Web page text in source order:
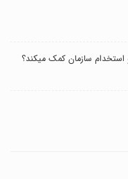
استخدام سازمان کمک میکند؟